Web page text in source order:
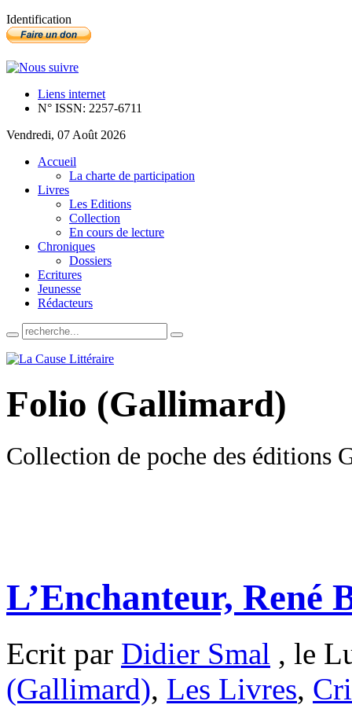
Identification
Liens internet
N° ISSN: 2257-6711
Vendredi, 07 Août 2026
Accueil
La charte de participation
Livres
Les Editions
Collection
En cours de lecture
Chroniques
Dossiers
Ecritures
Jeunesse
Rédacteurs
Folio (Gallimard)
Collection de poche des éditions
L’Enchanteur, René
Ecrit par Didier Smal , le
(Gallimard), Les Livres,